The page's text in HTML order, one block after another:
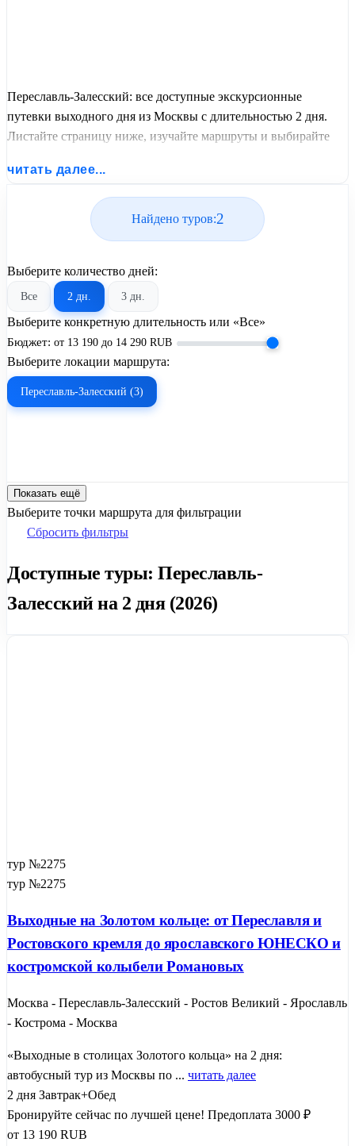
Переславль-Залесский: все доступные экскурсионные
путевки выходного дня из Москвы с длительностью 2 дня.
Листайте страницу ниже, изучайте маршруты и выбирайте
предложений от United Travel Systems.
читать далее...
Найдено туров:2
Выберите количество дней:
Все 2 дн. 3 дн.
Выберите конкретную длительность или «Все»
Бюджет: от 13 190 до 14 290 RUB
Выберите локации маршрута:
Переславль-Залесский (3)
Показать ещё
Выберите точки маршрута для фильтрации
Сбросить фильтры
Доступные туры: Переславль-
Залесский на 2 дня (2026)
тур №2275
тур №2275
Выходные на Золотом кольце: от Переславля и
Ростовского кремля до ярославского ЮНЕСКО и
костромской колыбели Романовых
Москва - Переславль-Залесский - Ростов Великий - Ярославль
- Кострома - Москва
«Выходные в столицах Золотого кольца» на 2 дня:
автобусный тур из Москвы по ... читать далее
2 дня Завтрак+Обед
Бронируйте сейчас по лучшей цене! Предоплата 3000 ₽
от 13 190 RUB